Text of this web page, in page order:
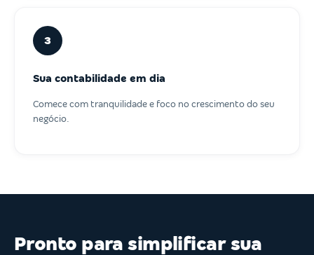
3
Sua contabilidade em dia
Comece com tranquilidade e foco no crescimento do seu
negócio.
Pronto para simplificar sua